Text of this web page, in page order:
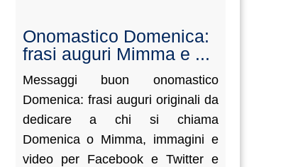
Onomastico Domenica:
frasi auguri Mimma e ...
Messaggi buon onomastico
Domenica: frasi auguri originali da
dedicare a chi si chiama
Domenica o Mimma, immagini e
video per Facebook e Twitter e